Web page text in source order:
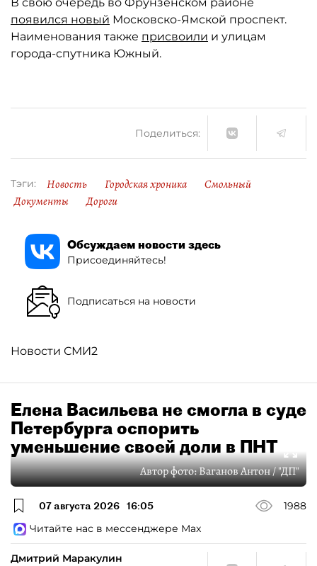
появился новый Московско-Ямской проспект.
Наименования также присвоили и улицам
города-спутника Южный.
Поделиться:
Тэги: Новость Городская хроника
Смольный
Документы
Дороги
Обсуждаем новости здесь
Присоединяйтесь!
Подписаться на новости
Новости СМИ2
Елена Васильева не смогла в суде
Петербурга оспорить
уменьшение своей доли в ПНТ
Автор фото:Ваганов Антон / "ДП"
07 августа 2026 16:05
1988
Читайте нас в мессенджере Max
Дмитрий Маракулин